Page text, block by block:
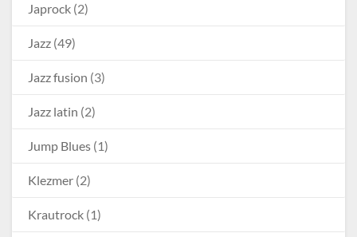
Japrock (2)
Jazz (49)
Jazz fusion (3)
Jazz latin (2)
Jump Blues (1)
Klezmer (2)
Krautrock (1)